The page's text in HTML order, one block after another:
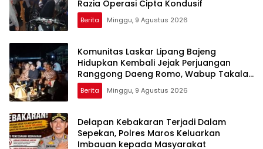
Razia Operasi Cipta Kondusif
Berita Minggu, 9 Agustus 2026
Komunitas Laskar Lipang Bajeng
Hidupkan Kembali Jejak Perjuangan
Ranggong Daeng Romo, Wabup Takalar:
Apresiasi Bahwa Sejarah Adalah
Warisan yang Tak Ternilai”.
Berita Minggu, 9 Agustus 2026
Delapan Kebakaran Terjadi Dalam
Sepekan, Polres Maros Keluarkan
Imbauan kepada Masyarakat